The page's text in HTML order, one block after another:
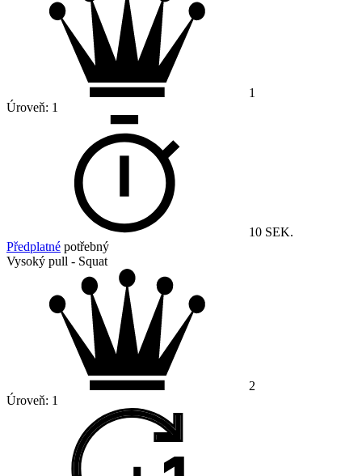
1
Úroveň: 1
10 SEK.
Předplatné potřebný
Vysoký pull - Squat
2
Úroveň: 1